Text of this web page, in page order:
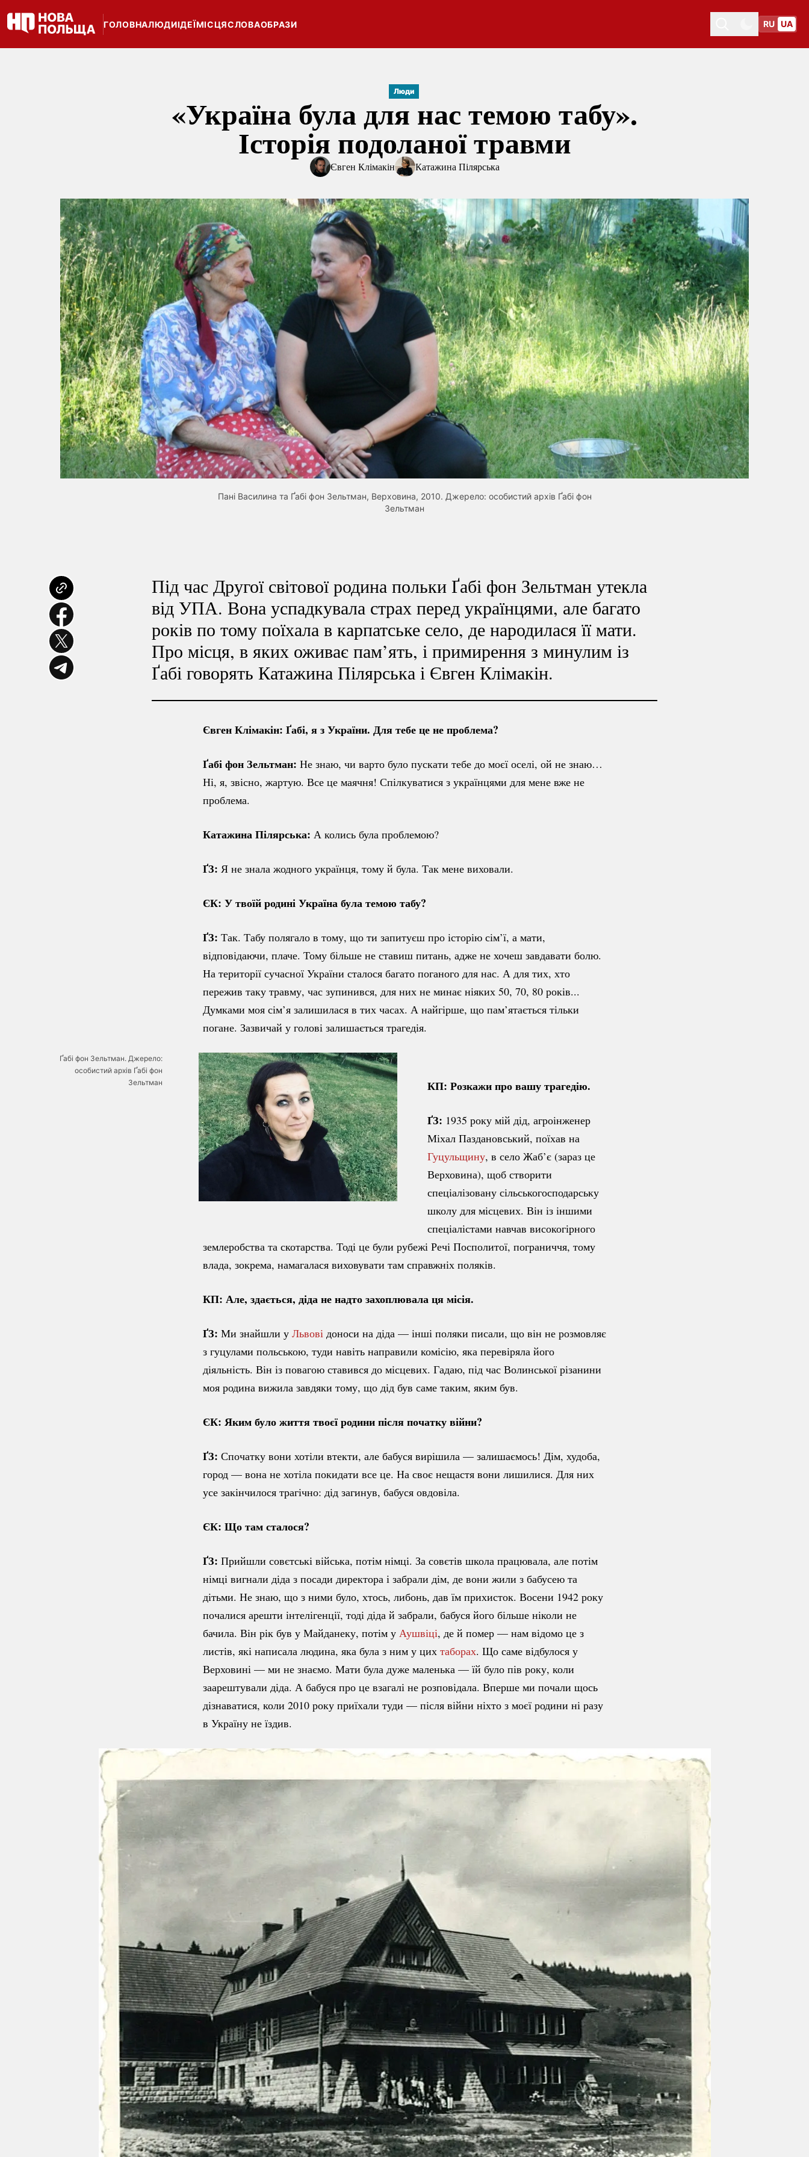
ГОЛОВНАЛЮДИІДЕЇМІСЦЯСЛОВАОБРАЗИ
Toggle themeToggle theme
RU UA
Люди
«Україна була для нас темою табу».
Історія подоланої травми
Євген Клімакін Катажина Пілярська
Пані Василина та Ґабі фон Зельтман, Верховина, 2010. Джерело: особистий архів Ґабі фон
Зельтман
Під час Другої світової родина польки Ґабі фон Зельтман утекла
від УПА. Вона успадкувала страх перед українцями, але багато
років по тому поїхала в карпатське село, де народилася її мати.
Про місця, в яких оживає пам’ять, і примирення з минулим із
Ґабі говорять Катажина Пілярська і Євген Клімакін.
Євген Клімакін: Ґабі, я з України. Для тебе це не проблема?
Ґабі фон Зельтман: Не знаю, чи варто було пускати тебе до моєї оселі, ой не знаю…
Ні, я, звісно, жартую. Все це маячня! Спілкуватися з українцями для мене вже не
проблема.
Катажина Пілярська: А колись була проблемою?
ҐЗ: Я не знала жодного українця, тому й була. Так мене виховали.
ЄК: У твоїй родині Україна була темою табу?
ҐЗ: Так. Табу полягало в тому, що ти запитуєш про історію сім’ї, а мати,
відповідаючи, плаче. Тому більше не ставиш питань, адже не хочеш завдавати болю.
На території сучасної України сталося багато поганого для нас. А для тих, хто
пережив таку травму, час зупинився, для них не минає ніяких 50, 70, 80 років...
Думками моя сім’я залишилася в тих часах. А найгірше, що пам’ятається тільки
погане. Зазвичай у голові залишається трагедія.
Ґабі фон Зельтман. Джерело:
особистий архів Ґабі фон
Зельтман
КП: Розкажи про вашу трагедію.
ҐЗ: 1935 року мій дід, агроінженер
Міхал Паздановський, поїхав на
Гуцульщину, в село Жаб’є (зараз це
Верховина), щоб створити
спеціалізовану сільськогосподарську
школу для місцевих. Він із іншими
спеціалістами навчав високогірного
землеробства та скотарства. Тоді це були рубежі Речі Посполитої, пограниччя, тому
влада, зокрема, намагалася виховувати там справжніх поляків.
КП: Але, здається, діда не надто захоплювала ця місія.
ҐЗ: Ми знайшли у Львові доноси на діда — інші поляки писали, що він не розмовляє
з гуцулами польською, туди навіть направили комісію, яка перевіряла його
діяльність. Він із повагою ставився до місцевих. Гадаю, під час Волинської різанини
моя родина вижила завдяки тому, що дід був саме таким, яким був.
ЄК: Яким було життя твоєї родини після початку війни?
ҐЗ: Спочатку вони хотіли втекти, але бабуся вирішила — залишаємось! Дім, худоба,
город — вона не хотіла покидати все це. На своє нещастя вони лишилися. Для них
усе закінчилося трагічно: дід загинув, бабуся овдовіла.
ЄК: Що там сталося?
ҐЗ: Прийшли совєтські війська, потім німці. За совєтів школа працювала, але потім
німці вигнали діда з посади директора і забрали дім, де вони жили з бабусею та
дітьми. Не знаю, що з ними було, хтось, либонь, дав їм прихисток. Восени 1942 року
почалися арешти інтелігенції, тоді діда й забрали, бабуся його більше ніколи не
бачила. Він рік був у Майданеку, потім у Аушвіці, де й помер — нам відомо це з
листів, які написала людина, яка була з ним у цих таборах. Що саме відбулося у
Верховині — ми не знаємо. Мати була дуже маленька — їй було пів року, коли
заарештували діда. А бабуся про це взагалі не розповідала. Вперше ми почали щось
дізнаватися, коли 2010 року приїхали туди — після війни ніхто з моєї родини ні разу
в Україну не їздив.